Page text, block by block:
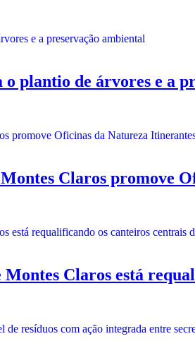
plantio de árvores e a
Claros promove
Claros está